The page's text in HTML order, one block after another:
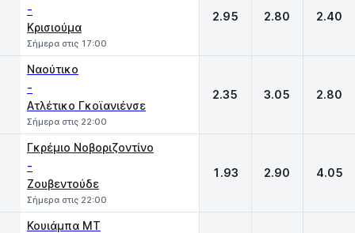
-
Κρισιούμα
Σήμερα στις 17:00
2.95 2.80 2.40
Ναούτικο
-
Ατλέτικο Γκοϊανιένσε
Σήμερα στις 22:00
2.35 3.05 2.80
Γκρέμιο Νοβοριζοντίνο
-
Ζουβεντούδε
Σήμερα στις 22:00
1.93 2.90 4.05
Κουιάμπα MT